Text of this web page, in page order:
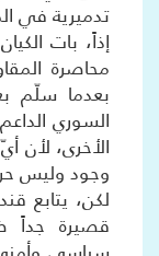
تدميرية في
إذاً، بات
محاصرة
بعدما سلّم
السوري
الأخرى، لأن
وجود وليس
لكن، يتابع
قصيرة جداً